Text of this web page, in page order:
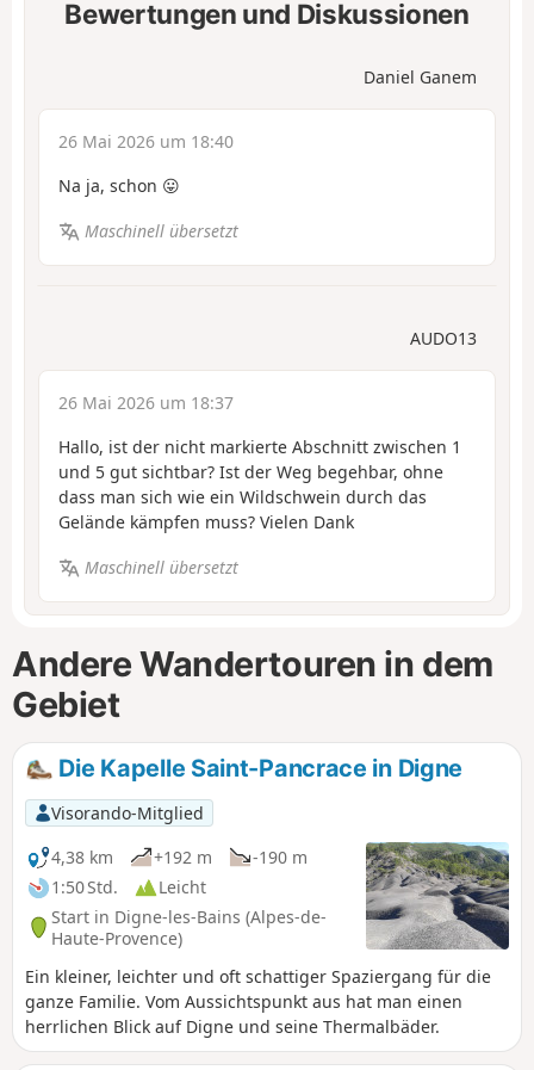
Bewertungen und Diskussionen
Daniel Ganem
26 Mai 2026 um 18:40
Na ja, schon 😛
Maschinell übersetzt
AUDO13
26 Mai 2026 um 18:37
Hallo, ist der nicht markierte Abschnitt zwischen 1
und 5 gut sichtbar? Ist der Weg begehbar, ohne
dass man sich wie ein Wildschwein durch das
Gelände kämpfen muss? Vielen Dank
Maschinell übersetzt
Andere Wandertouren in dem
Gebiet
Die Kapelle Saint-Pancrace in Digne
Visorando-Mitglied
4,38 km
+192 m
-190 m
1:50 Std.
Leicht
Start in Digne-les-Bains (Alpes-de-
Haute-Provence)
Ein kleiner, leichter und oft schattiger Spaziergang für die
ganze Familie. Vom Aussichtspunkt aus hat man einen
herrlichen Blick auf Digne und seine Thermalbäder.